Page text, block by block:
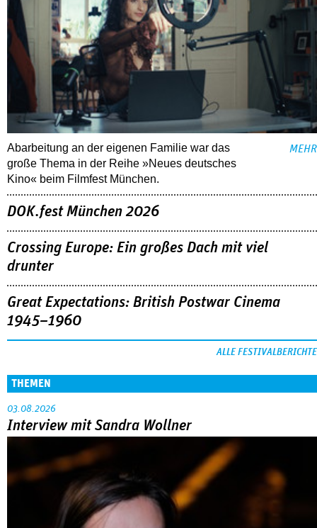
Abarbeitung an der eigenen Familie war das
große Thema in der Reihe »Neues deutsches
Kino« beim Filmfest München.
MEHR
DOK.fest München 2026
Crossing Europe: Ein großes Dach mit viel
drunter
Great Expectations: British Postwar Cinema
1945–1960
ALLE FESTIVALBERICHTE
THEMEN
03.08.2026
Interview mit Sandra Wollner